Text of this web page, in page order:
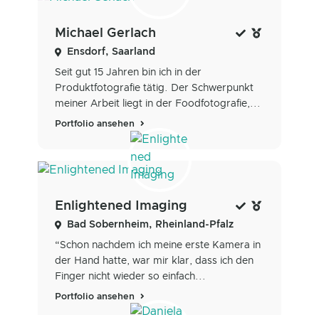
Michael Gerlach
Ensdorf, Saarland
Seit gut 15 Jahren bin ich in der
Produktfotografie tätig. Der Schwerpunkt
meiner Arbeit liegt in der Foodfotografie,...
Portfolio ansehen
Enlightened Imaging
Bad Sobernheim, Rheinland-Pfalz
“Schon nachdem ich meine erste Kamera in
der Hand hatte, war mir klar, dass ich den
Finger nicht wieder so einfach...
Portfolio ansehen